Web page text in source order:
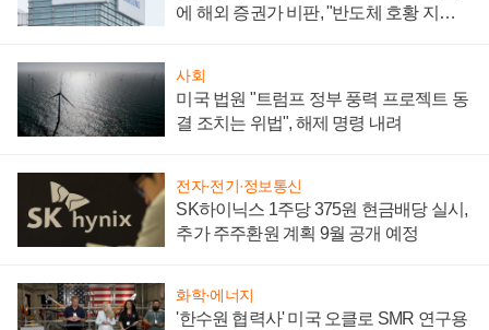
에 해외 증권가 비판, "반도체 호황 지속
사회
미국 법원 "트럼프 정부 풍력 프로젝트 동
결 조치는 위법", 해제 명령 내려
전자·전기·정보통신
SK하이닉스 1주당 375원 현금배당 실시,
추가 주주환원 계획 9월 공개 예정
화학·에너지
'한수원 협력사' 미국 오클로 SMR 연구용